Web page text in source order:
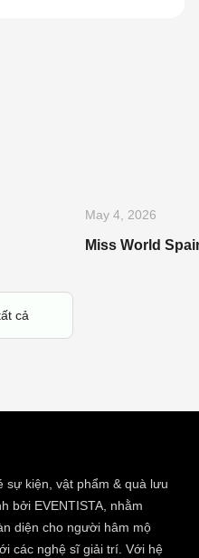
May 4, 2026
Miss World
cả
sự kiện, vật phẩm & quà lưu
bởi EVENTISTA, nhằm
diện cho người hâm mộ
các nghệ sĩ giải trí. Với hệ